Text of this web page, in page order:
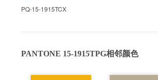
PQ-15-1915TCX
PANTONE 15-1915TPG相邻颜色